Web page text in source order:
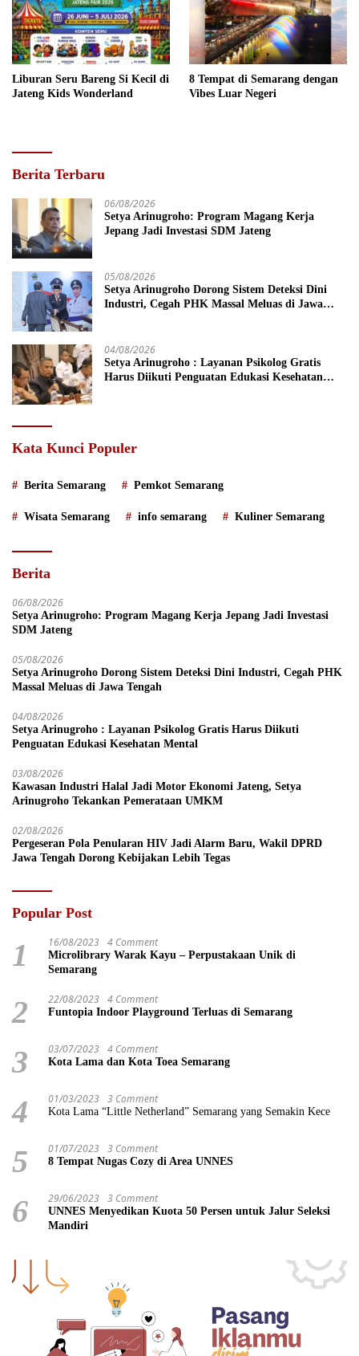
Liburan Seru Bareng Si Kecil di
Jateng Kids Wonderland
8 Tempat di Semarang dengan
Vibes Luar Negeri
Berita Terbaru
06/08/2026
Setya Arinugroho: Program Magang Kerja
Jepang Jadi Investasi SDM Jateng
05/08/2026
Setya Arinugroho Dorong Sistem Deteksi Dini
Industri, Cegah PHK Massal Meluas di Jawa
04/08/2026
Setya Arinugroho : Layanan Psikolog Gratis
Harus Diikuti Penguatan Edukasi Kesehatan
Kata Kunci Populer
Berita Semarang Pemkot Semarang
Wisata Semarang info semarang Kuliner Semarang
Berita
06/08/2026
Setya Arinugroho: Program Magang Kerja Jepang Jadi Investasi
SDM Jateng
05/08/2026
Setya Arinugroho Dorong Sistem Deteksi Dini Industri, Cegah PHK
Massal Meluas di Jawa Tengah
04/08/2026
Setya Arinugroho : Layanan Psikolog Gratis Harus Diikuti
Penguatan Edukasi Kesehatan Mental
03/08/2026
Kawasan Industri Halal Jadi Motor Ekonomi Jateng, Setya
Arinugroho Tekankan Pemerataan UMKM
02/08/2026
Pergeseran Pola Penularan HIV Jadi Alarm Baru, Wakil DPRD
Jawa Tengah Dorong Kebijakan Lebih Tegas
Popular Post
1 16/08/2023 4 Comment
Microlibrary Warak Kayu – Perpustakaan Unik di
Semarang
2 22/08/2023 4 Comment
Funtopia Indoor Playground Terluas di Semarang
3 03/07/2023 4 Comment
Kota Lama dan Kota Toea Semarang
4 01/03/2023 3 Comment
Kota Lama “Little Netherland” Semarang yang Semakin Kece
5 01/07/2023 3 Comment
8 Tempat Nugas Cozy di Area UNNES
6 29/06/2023 3 Comment
UNNES Menyedikan Kuota 50 Persen untuk Jalur Seleksi
Mandiri